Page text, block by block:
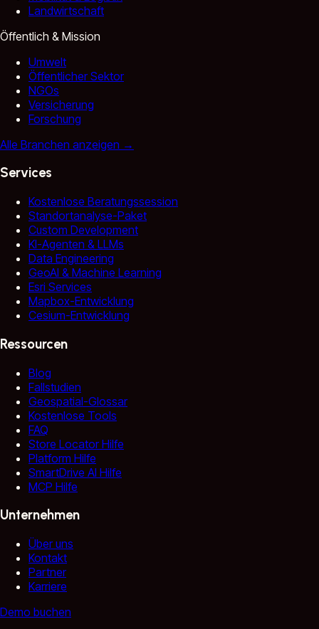
Landwirtschaft
Öffentlich & Mission
Umwelt
Öffentlicher Sektor
NGOs
Versicherung
Forschung
Alle Branchen anzeigen →
Services
Kostenlose Beratungssession
Standortanalyse-Paket
Custom Development
KI-Agenten & LLMs
Data Engineering
GeoAI & Machine Learning
Esri Services
Mapbox-Entwicklung
Cesium-Entwicklung
Ressourcen
Blog
Fallstudien
Geospatial-Glossar
Kostenlose Tools
FAQ
Store Locator Hilfe
Platform Hilfe
SmartDrive AI Hilfe
MCP Hilfe
Unternehmen
Über uns
Kontakt
Partner
Karriere
Demo buchen